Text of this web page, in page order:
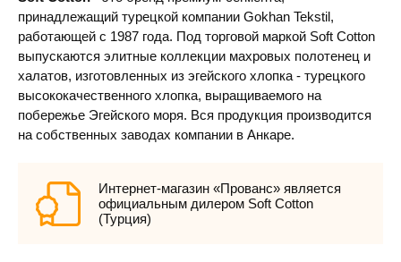
принадлежащий турецкой компании Gokhan Tekstil,
работающей с 1987 года. Под торговой маркой Soft Cotton
выпускаются элитные коллекции махровых полотенец и
халатов, изготовленных из эгейского хлопка - турецкого
высококачественного хлопка, выращиваемого на
побережье Эгейского моря. Вся продукция производится
на собственных заводах компании в Анкаре.
Интернет-магазин «Прованс» является
официальным дилером Soft Cotton
(Турция)